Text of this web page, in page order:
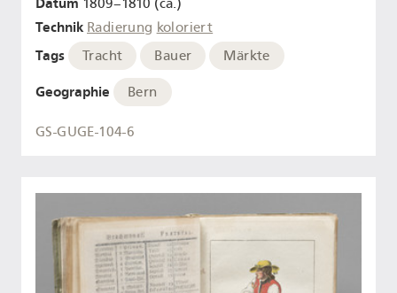
Datum 1809–1810 (ca.)
Technik Radierung koloriert
Tags Tracht Bauer Märkte
Geographie Bern
GS-GUGE-104-6